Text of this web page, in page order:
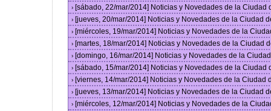
› [sábado, 22/mar/2014] Noticias y Novedades de la Ciudad
› [jueves, 20/mar/2014] Noticias y Novedades de la Ciudad
› [miércoles, 19/mar/2014] Noticias y Novedades de la
› [martes, 18/mar/2014] Noticias y Novedades de la Ciudad
› [domingo, 16/mar/2014] Noticias y Novedades de la
› [sábado, 15/mar/2014] Noticias y Novedades de la Ciudad
› [viernes, 14/mar/2014] Noticias y Novedades de la Ciudad
› [jueves, 13/mar/2014] Noticias y Novedades de la Ciudad
› [miércoles, 12/mar/2014] Noticias y Novedades de la